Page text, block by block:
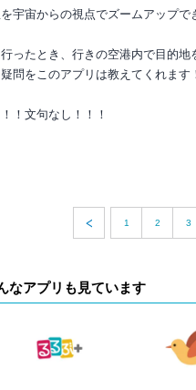
を宇宙からの視点でズームアップ
ったとき、行きの空港内で目的
問をこのアプリは教えてくれます
！文句なし！！！
1 2 3
なアプリも見ています